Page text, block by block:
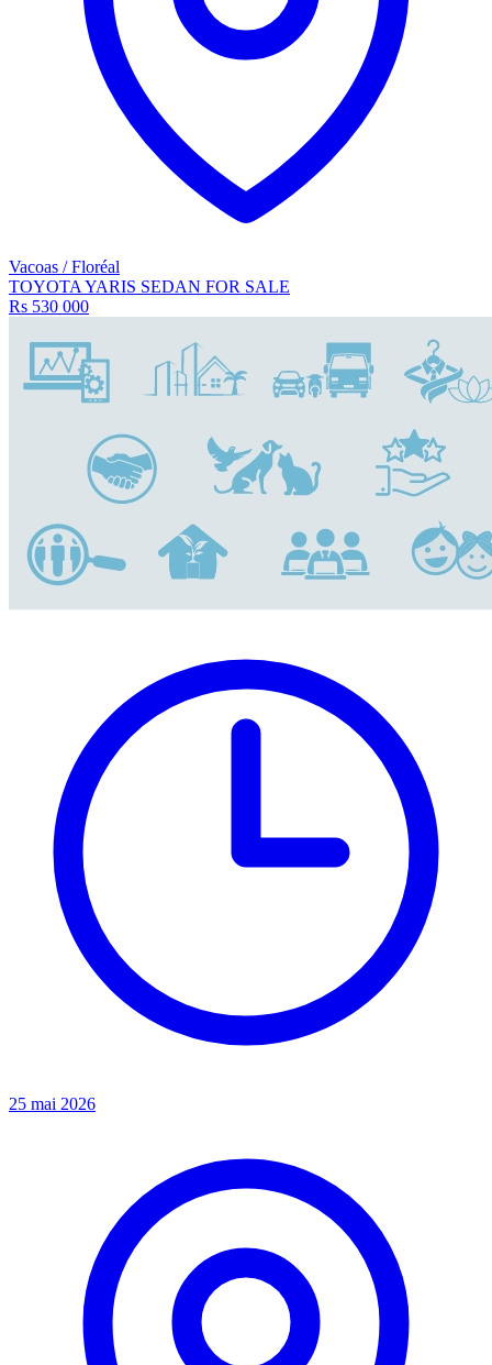
Vacoas / Floréal
TOYOTA YARIS SEDAN FOR SALE
Rs 530 000
25 mai 2026